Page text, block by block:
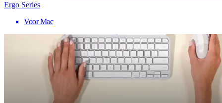
Ergo Series
Voor Mac